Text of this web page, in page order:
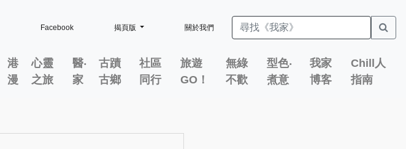
Facebook 揭頁版 關於我們
港
漫
心靈
之旅
醫‧
家
古蹟
古鄉
社區
同行
旅遊
GO！
無綠
不歡
型色‧
煮意
我家
博客
Chill人
指南